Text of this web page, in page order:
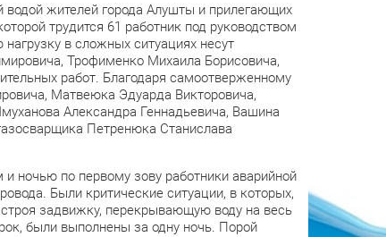
жителей города Алушты и прилегающих
трудится 61 работник под руководством
в сложных ситуациях несут
Трофименко Михаила Борисовича,
работ. Благодаря самоотверженному
Матвеюка Эдуарда Викторовича,
Александра Геннадьевича, Вашина
Петренюка Станислава
ночью по первому зову работники аварийной
Были критические ситуации, в которых,
задвижку, перекрывающую воду на весь
были выполнены за одну ночь. Порой